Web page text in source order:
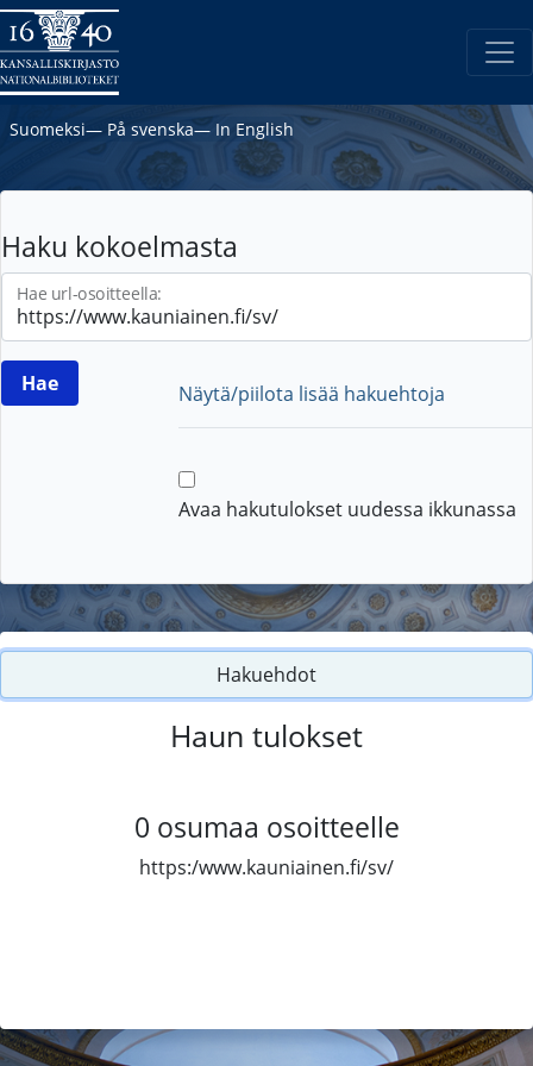
Suomeksi― På svenska― In English
Haku kokoelmasta
Hae url-osoitteella:
Näytä/piilota lisää hakuehtoja
Avaa hakutulokset uudessa ikkunassa
Hakuehdot
Haun tulokset
0 osumaa osoitteelle
https:/www.kauniainen.fi/sv/